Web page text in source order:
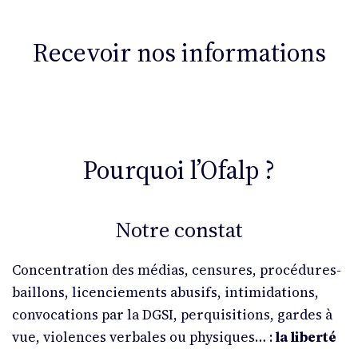
Recevoir nos informations
Pourquoi l’Ofalp ?
Notre constat
Concentration des médias, censures, procédures-
baillons, licenciements abusifs, intimidations,
convocations par la DGSI, perquisitions, gardes à
vue, violences verbales ou physiques… :la liberté